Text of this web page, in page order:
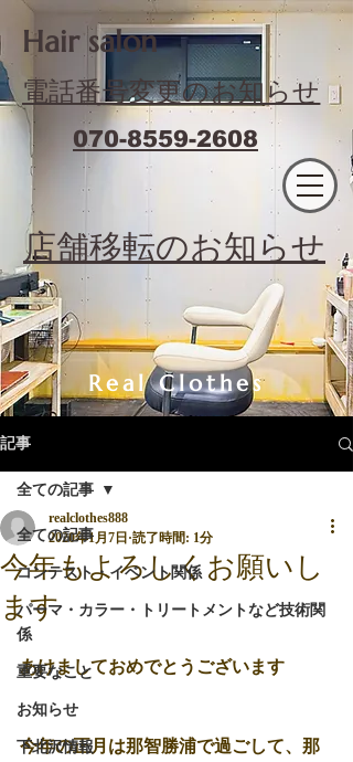
​Hair salon
電話番号変更のお知らせ
070-8559-2608
​店舗移転のお知らせ
Real Clothes
記事
全ての記事
コンテスト・イベント関係
パーマ・カラー・トリートメントなど技術関
係
重要なこと
お知らせ
下北沢情報
全ての記事
今年もよろしくお願いし
ます
realclothes888
2020年1月7日 読了時間: 1分
あけましておめでとうございます
今年の正月は那智勝浦で過ごして、那